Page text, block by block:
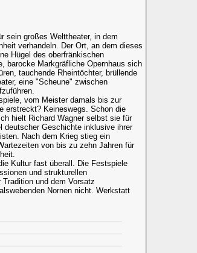
sein großes Welttheater, in dem
verhandeln. Der Ort, an dem dieses
Hügel des oberfränkischen
barocke Markgräfliche Opernhaus sich
tauchende Rheintöchter, brüllende
eine "Scheune" zwischen
vom Meister damals bis zur
erstreckt? Keineswegs. Schon die
hielt Richard Wagner selbst sie für
deutscher Geschichte inklusive ihrer
Nach dem Krieg stieg ein
von bis zu zehn Jahren für
Kultur fast überall. Die Festspiele
und strukturellen
und dem Vorsatz
Nornen nicht. Werkstatt